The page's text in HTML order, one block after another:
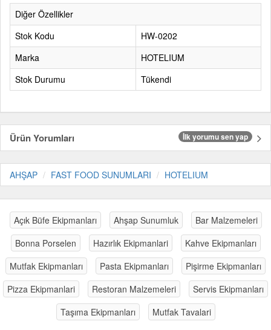
Diğer Özellikler
Stok Kodu
HW-0202
Marka
HOTELIUM
Stok Durumu
Tükendi
Ürün Yorumları İlk yorumu sen yap
AHŞAP FAST FOOD SUNUMLARI HOTELIUM
Açık Büfe Ekipmanları Ahşap Sunumluk
Bar Malzemeleri
Bonna Porselen
Hazırlık Ekipmanlari
Kahve Ekipmanları
Mutfak Ekipmanları
Pasta Ekipmanları
Pişirme Ekipmanları
Pizza Ekipmanlari
Restoran Malzemeleri
Servis Ekipmanları
Taşıma Ekipmanları
Mutfak Tavalari